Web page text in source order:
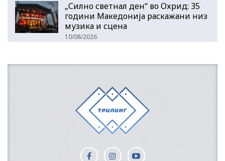
„Силно светнал ден“ во Охрид: 35
години Македонија раскажани низ
музика и сцена
10/08/2026